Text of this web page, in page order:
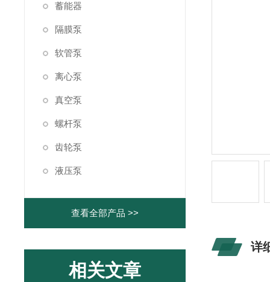
蓄能器
隔膜泵
软管泵
离心泵
真空泵
螺杆泵
齿轮泵
液压泵
查看全部产品 >>
相关文章
详